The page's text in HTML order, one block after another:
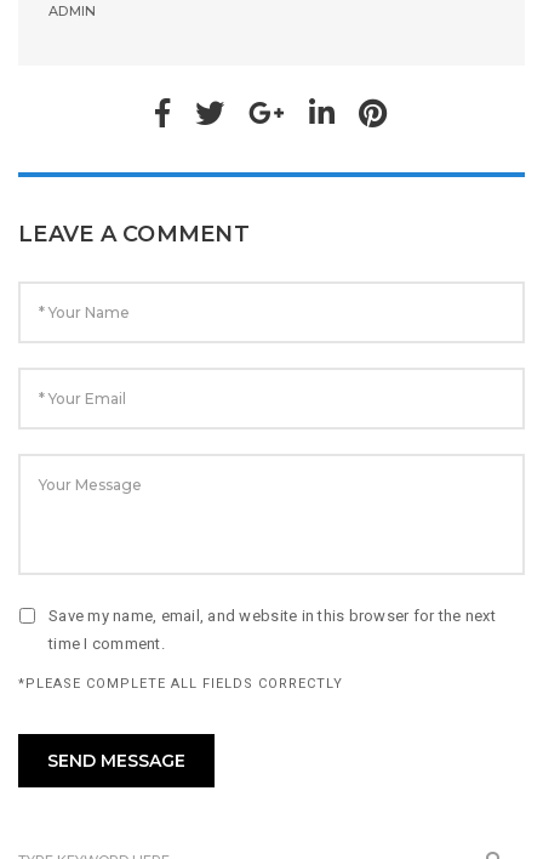
ADMIN
LEAVE A COMMENT
Save my name, email, and website in this browser for the next
time I comment.
*PLEASE COMPLETE ALL FIELDS CORRECTLY